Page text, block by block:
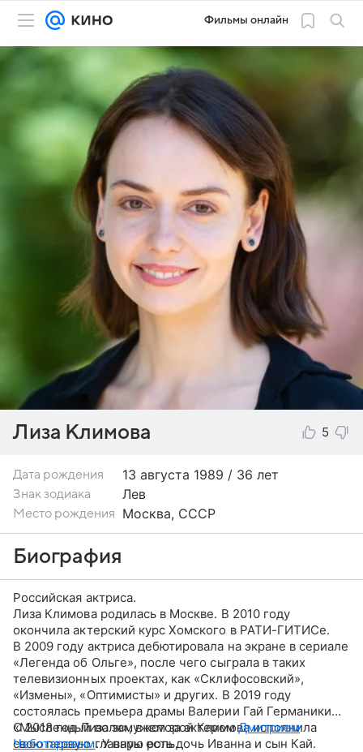
Фильмы онлайн
Лиза Климова 5
Дата рождения 13 августа 1989 / 36 лет
Знак зодиака Лев
Место рождения Москва, СССР
Биография
Российская актриса.
Лиза Климова родилась в Москве. В 2010 году
окончила актерский курс Хомского в РАТИ-ГИТИСе.
В 2009 году актриса дебютировала на экране в сериале
«Легенда об Ольге», после чего сыграла в таких
телевизионных проектах, как «Склифосовский»,
«Измены», «Оптимисты» и других. В 2019 году
состоялась премьера драмы Валерии Гай Германики
«Мысленный волк», в которой Климова исполнила
свою первую главную роль.
С 2018 год Лиза замужем за актеромДмитрием
Чеботаревым. У пары есть дочь Иванна и сын Кай.